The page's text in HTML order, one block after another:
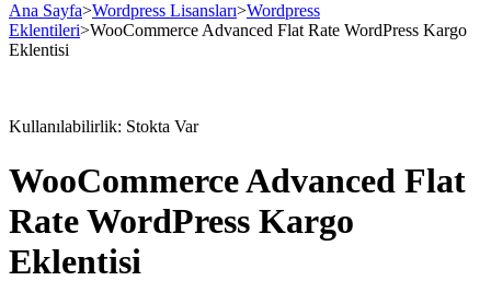
Ana Sayfa>Wordpress Lisansları>Wordpress
Eklentileri>WooCommerce Advanced Flat Rate WordPress Kargo
Eklentisi
Kullanılabilirlik: Stokta Var
WooCommerce Advanced Flat
Rate WordPress Kargo
Eklentisi